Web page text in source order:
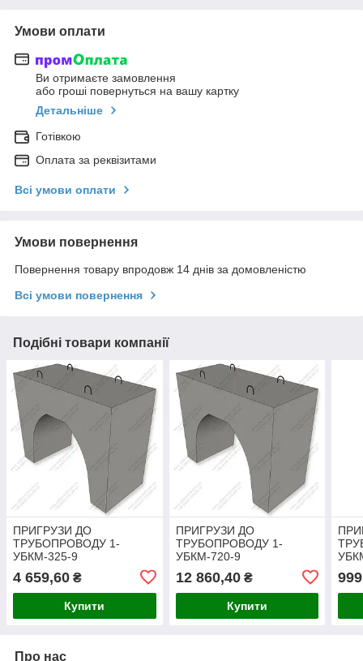
Умови оплати
Ви отримаєте замовлення
або гроші повернуться на вашу картку
Детальніше
Готівкою
Оплата за реквізитами
Всі умови оплати
Умови повернення
Повернення товару впродовж 14 днів за домовленістю
Всі умови повернення
Подібні товари компанії
ПРИГРУЗИ ДО
ТРУБОПРОВОДУ 1-
УБКМ-325-9
4 659,60 ₴
Купити
ПРИГРУЗИ ДО
ТРУБОПРОВОДУ 1-
УБКМ-720-9
12 860,40₴
Купити
Про нас